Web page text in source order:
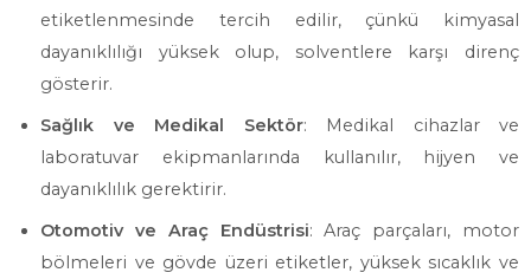
etiketlenmesinde tercih edilir, çünkü kimyasal
dayanıklılığı yüksek olup, solventlere karşı direnç
gösterir.
Sağlık ve Medikal Sektör: Medikal cihazlar ve
laboratuvar ekipmanlarında kullanılır, hijyen ve
dayanıklılık gerektirir.
Otomotiv ve Araç Endüstrisi: Araç parçaları, motor
bölmeleri ve gövde üzeri etiketler, yüksek sıcaklık ve